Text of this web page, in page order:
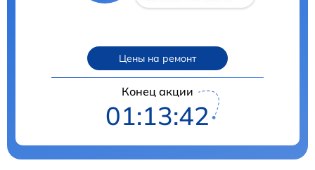
Цены на ремонт
Конец акции
01:13:41